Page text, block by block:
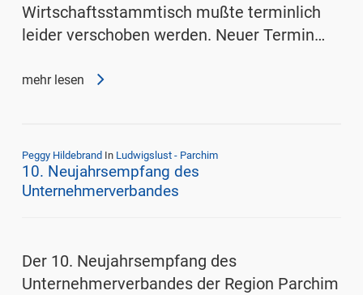
Wirtschaftsstammtisch mußte terminlich
leider verschoben werden. Neuer Termin…
mehr lesen
Peggy Hildebrand In Ludwigslust - Parchim
10. Neujahrsempfang des
Unternehmerverbandes
Der 10. Neujahrsempfang des
Unternehmerverbandes der Region Parchim